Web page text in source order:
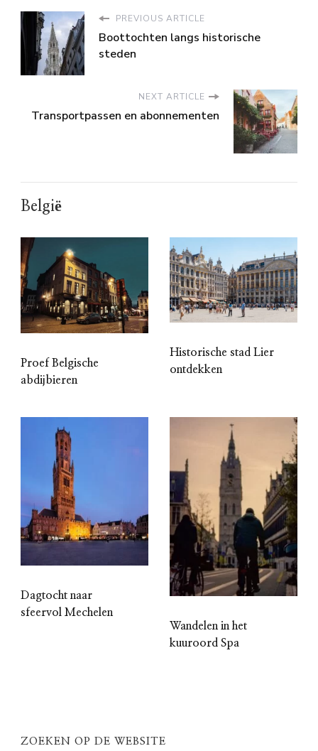
PREVIOUS ARTICLE
Boottochten langs historische
steden
NEXT ARTICLE
Transportpassen en abonnementen
België
Proef Belgische
abdijbieren
Historische stad Lier
ontdekken
Dagtocht naar
sfeervol Mechelen
Wandelen in het
kuuroord Spa
ZOEKEN OP DE WEBSITE